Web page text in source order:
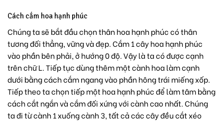
Cách cắm hoa hạnh phúc
Chúng ta sẽ bắt đầu chọn thân hoa hạnh phúc có thân
tương đối thẳng, vững và đẹp. Cắm 1 cây hoa hạnh phúc
vào phần bên phải, ở hướng 0 độ. Vậy là ta có được cạnh
trên chữ L. Tiếp tục dùng thêm một cành hoa làm cạnh
dưới bằng cách cắm ngang vào phần hông trái miếng xốp.
Tiếp theo ta chọn tiếp một hoa hạnh phúc để làm tâm bằng
cách cắt ngắn và cắm đối xứng với cành cao nhất. Chúng
ta đi từ cành 1 xuống cành 3, tất cả các cây đều cắt xéo